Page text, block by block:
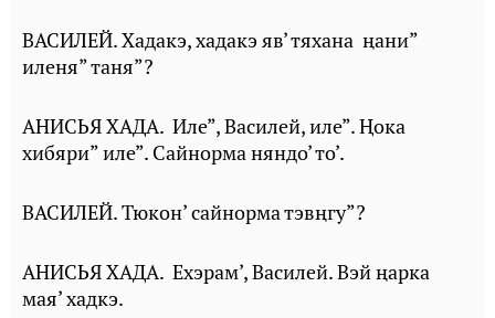
ВАСИЛЕЙ. Хадакэ, хадакэ яв’ тяхана ңани”
иленя” таня”?
АНИСЬЯ ХАДА. Иле”, Василей, иле”. Ⱨока
хибяри” иле”. Сайнорма няндо’ то’.
ВАСИЛЕЙ. Тюкон’ сайнорма тэвңгу”?
АНИСЬЯ ХАДА. Ехэрам’, Василей. Вэй ңарка
мая’ хадкэ.